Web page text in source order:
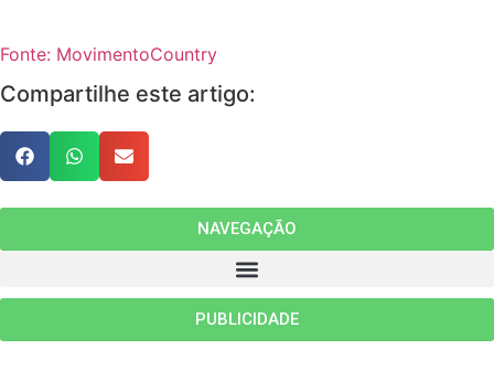
Fonte: MovimentoCountry
Compartilhe este artigo:
NAVEGAÇÃO
PUBLICIDADE